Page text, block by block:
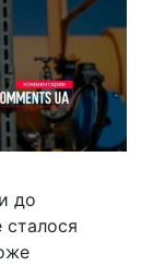
до
сталося